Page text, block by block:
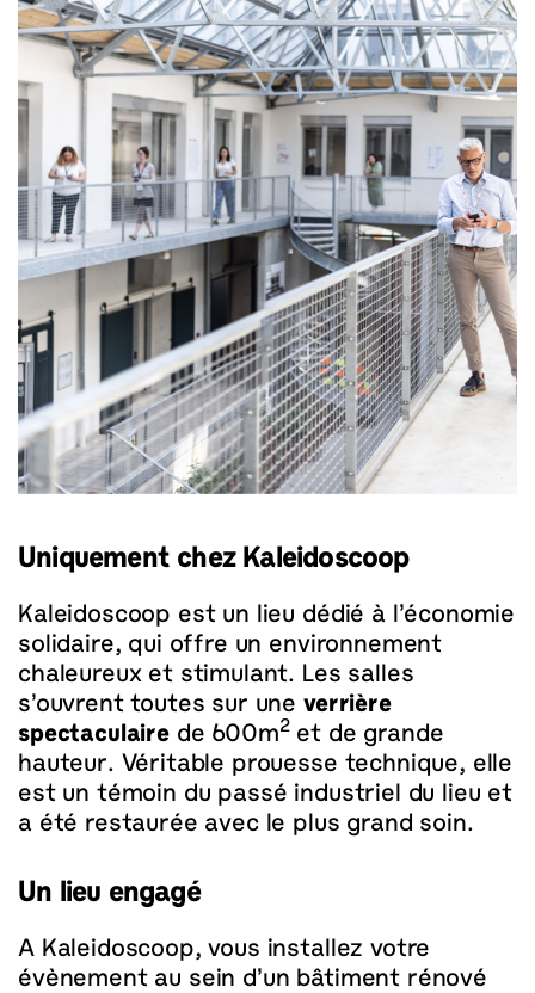
Uniquement chez Kaleidoscoop
Kaleidoscoop est un lieu dédié à l’économie
solidaire, qui offre un environnement
chaleureux et stimulant. Les salles
s’ouvrent toutes sur une verrière
spectaculairede 600m2et de grande
hauteur. Véritable prouesse technique, elle
est un témoin du passé industriel du lieu et
a été restaurée avec le plus grand soin.
Un lieu engagé
A Kaleidoscoop, vous installez votre
évènement au sein d’un bâtiment rénové